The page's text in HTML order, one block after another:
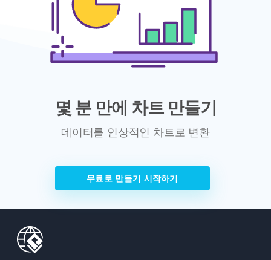
몇 분 만에 차트 만들기
데이터를 인상적인 차트로 변환
무료로 만들기 시작하기